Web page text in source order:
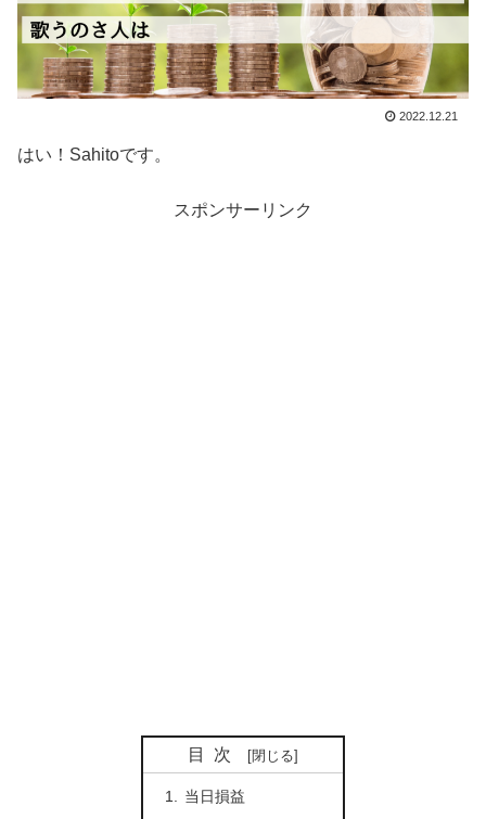
2022.12.21
はい！Sahitoです。
スポンサーリンク
目次
当日損益